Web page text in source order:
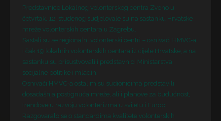
Predstavnice Lokalnog volonterskog centra Zvono u
četvrtak, 12. studenog sudjelovale su na sastanku Hrvatske
mreže volonterskih centara u Zagrebu.
Sastali su se regionalni volonterski centri – osnivači HMVC-a
i čak 19 lokalnih volonterskih centara iz cijele Hrvatske, a na
sastanku su prisustvovali i predstavnici Ministarstva
socijalne politike i mladih.
Osnivači HMVC-a ostalim su sudionicima predstavili
dosadašnja postignuća mreže, ali i planove za budućnost,
trendove u razvoju volonterizma u svijetu i Europi.
Razgovaralo se o standardima kvalitete volonterskih